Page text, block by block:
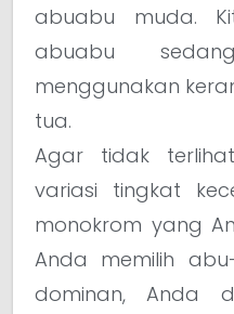
abuabu muda.
abuabu
menggunakan
tua.
Agar tidak
variasi tingkat
monokrom yang
Anda memilih
dominan, Anda